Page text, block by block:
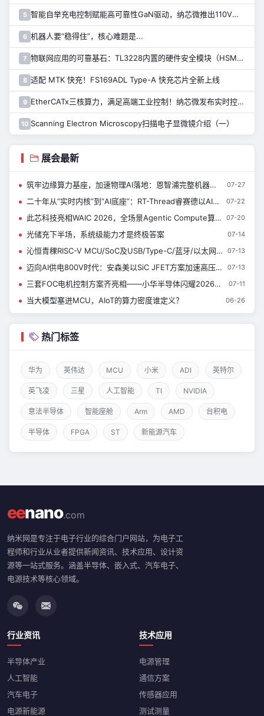
5 智能自举充电控制赋能高可靠性GaN驱动，纳芯微推出110V半桥驱动芯片NSD2123
6 机器人要“稳得住”，核心难题是...
7 物联网应用的可靠基石：TL3228内置的硬件安全模块（HSM）详解
8 适配 MTK 快充！FS169ADL Type-A 快充芯片全新上线
9 EtherCATx三核算力，满足高端工业控制！纳芯微发布实时控制MCU/DSP NS800RTA7系列
10 Scanning Electron Microscopy扫描电子显微镜介绍（一）
展会最新
筑牢边缘算力基座，加速物理AI落地：恩智浦完整机器人技术生态，来了解一下~ 07-27
二十年从“实时内核”到“AI底座”：RT-Thread睿赛德以AIOS亮相WAIC 定义端侧智能新范式|新闻速递 07-22
此芯科技亮相WAIC 2026，全场景Agentic Compute算力矩阵首秀上海 07-20
光储充下半场，系统级能力才是终极答案 07-14
沁恒青稞RISC-V MCU/SoC及USB/Type-C/蓝牙/以太网接口芯片亮相慕展 07-13
迈向AI供电800V时代：安森美以SiC JFET方案加速高压电源转换升级 07-13
三套FOC电机控制方案齐亮相——小华半导体闪耀2026慕尼黑上海电子展 07-11
当大模型塞进MCU，AIoT的算力密度谁定义？ 06-26
热门标签
华为 英伟达 MCU 小米 ADI 英特尔
英飞凌 三星 人工智能 TI NVIDIA
意法半导体 智能座舱 Arm AMD 台积电
半导体 FPGA ST 新能源汽车
eenano.com
纳米网是专注于电子行业的综合门户网站，为电子工
程师和行业从业者提供新闻资讯、技术应用、设计资
源等一站式服务。涵盖半导体、嵌入式、汽车电子、
电源技术等核心领域。
行业资讯
半导体产业
人工智能
汽车电子
电源新能源
技术应用
电源管理
通信方案
传感器应用
测试测量